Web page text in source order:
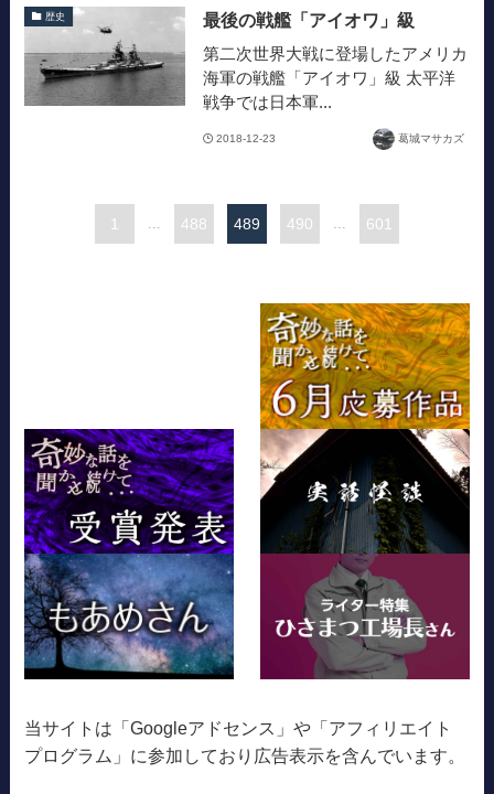
歴史 最後の戦艦「アイオワ」級
第二次世界大戦に登場したアメリカ
海軍の戦艦「アイオワ」級 太平洋
戦争では日本軍...
2018-12-23 葛城マサカズ
1 488 489 490 601
当サイトは「Googleアドセンス」や「アフィリエイト
プログラム」に参加しており広告表示を含んでいます。